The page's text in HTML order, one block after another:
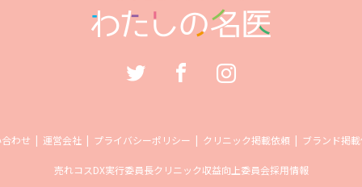
わせ 運営会社 プライバシーポリシー クリニック掲載依頼 ブランド掲
売れコスDX実行委員長クリニック収益向上委員会採用情報